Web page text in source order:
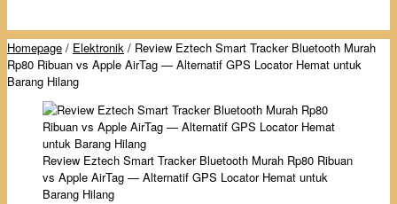
Homepage / Elektronik / Review Eztech Smart Tracker Bluetooth Murah
Rp80 Ribuan vs Apple AirTag — Alternatif GPS Locator Hemat untuk
Barang Hilang
Review Eztech Smart Tracker Bluetooth Murah Rp80 Ribuan
vs Apple AirTag — Alternatif GPS Locator Hemat untuk
Barang Hilang